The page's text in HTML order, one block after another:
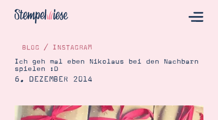
Hier Starten
Bestellen
BLOG / INSTAGRAM
Ich geh mal eben Nikolaus bei den Nachbarn
spielen :D
6. DEZEMBER 2014